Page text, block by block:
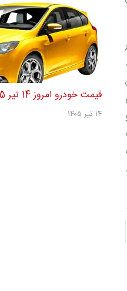
قیمت خودرو امروز 14 تیر 1405 + جدول
۱۴ تیر ۱۴۰۵